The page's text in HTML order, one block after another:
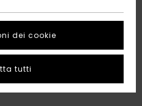
dei cookie
tutti